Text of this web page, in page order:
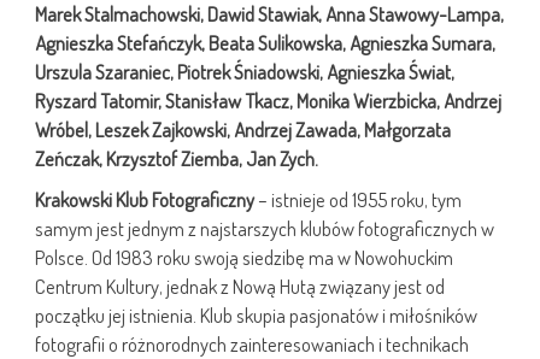
Marek Stalmachowski, Dawid Stawiak, Anna Stawowy-Lampa,
Agnieszka Stefańczyk, Beata Sulikowska, Agnieszka Sumara,
Urszula Szaraniec, Piotrek Śniadowski, Agnieszka Świat,
Ryszard Tatomir, Stanisław Tkacz, Monika Wierzbicka, Andrzej
Wróbel, Leszek Zajkowski, Andrzej Zawada, Małgorzata
Zeńczak, Krzysztof Ziemba, Jan Zych.
Krakowski Klub Fotograficzny– istnieje od 1955 roku, tym
samym jest jednym z najstarszych klubów fotograficznych w
Polsce. Od 1983 roku swoją siedzibę ma w Nowohuckim
Centrum Kultury, jednak z Nową Hutą związany jest od
początku jej istnienia. Klub skupia pasjonatów i miłośników
fotografii o różnorodnych zainteresowaniach i technikach